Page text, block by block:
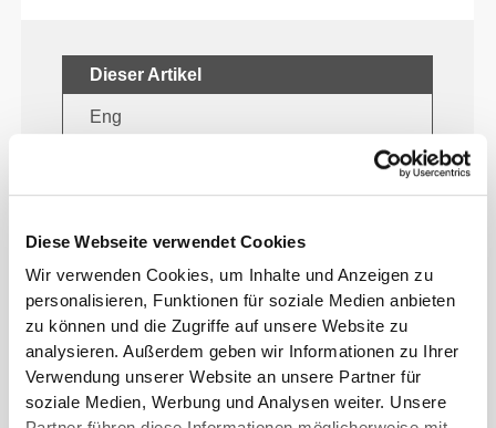
Diese Webseite verwendet Cookies
Wir verwenden Cookies, um Inhalte und Anzeigen zu
personalisieren, Funktionen für soziale Medien anbieten
zu können und die Zugriffe auf unsere Website zu
analysieren. Außerdem geben wir Informationen zu Ihrer
Verwendung unserer Website an unsere Partner für
soziale Medien, Werbung und Analysen weiter. Unsere
Dieser Artikel
Eng
Fühle deinen Körper mit jeder